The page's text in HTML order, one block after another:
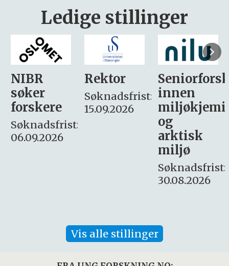
Ledige stillinger
Rektor
Søknadsfrist:
15.09.2026
Seniorforsker
innen
miljøkjemi
søker
– fast
Søknadsfrist:
16. august.
Vis alle stillinger